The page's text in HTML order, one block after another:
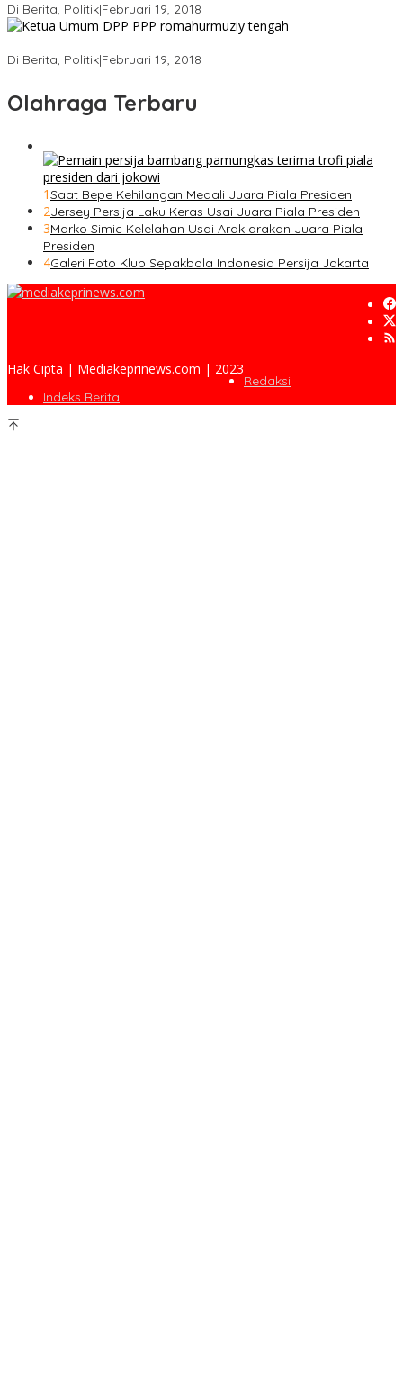
Di Berita, Politik|Februari 19, 2018
Di Berita, Politik|Februari 19, 2018
Olahraga Terbaru
1Saat Bepe Kehilangan Medali Juara Piala Presiden
2Jersey Persija Laku Keras Usai Juara Piala Presiden
3Marko Simic Kelelahan Usai Arak arakan Juara Piala
Presiden
4Galeri Foto Klub Sepakbola Indonesia Persija Jakarta
Hak Cipta | Mediakeprinews.com | 2023
Redaksi
Indeks Berita